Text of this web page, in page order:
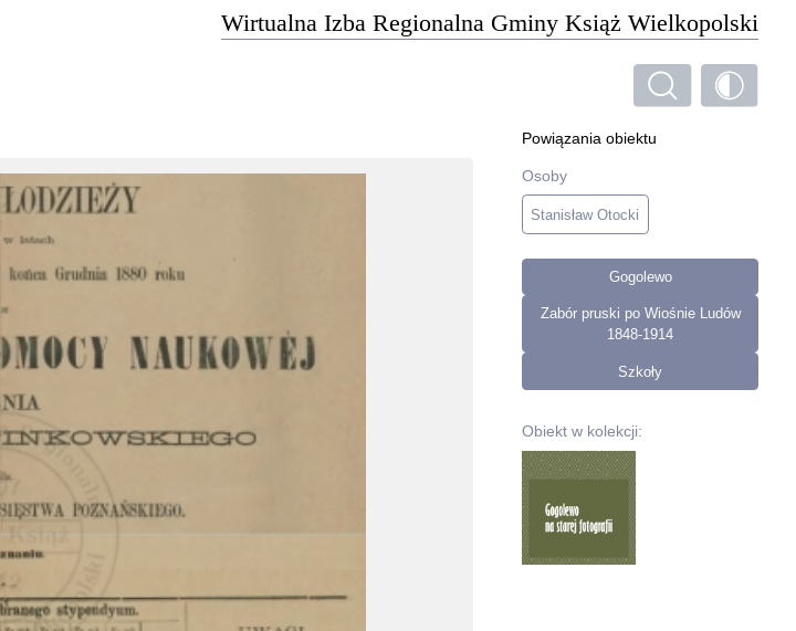
Wirtualna Izba Regionalna Gminy Książ Wielkopolski
Powiązania obiektu
Osoby
Stanisław Otocki
Gogolewo
Zabór pruski po Wiośnie Ludów
1848-1914
Szkoły
Obiekt w kolekcji: